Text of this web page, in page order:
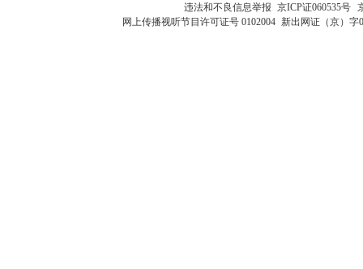
违法和不良信息举报 京ICP证060535号
网上传播视听节目许可证号 0102004 新出网证（京）